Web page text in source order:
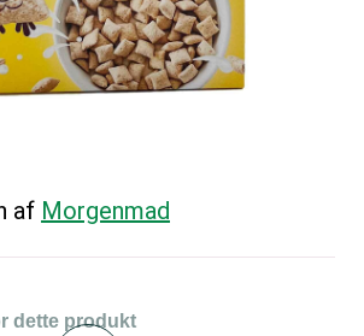
af Morgenmad
dette produkt